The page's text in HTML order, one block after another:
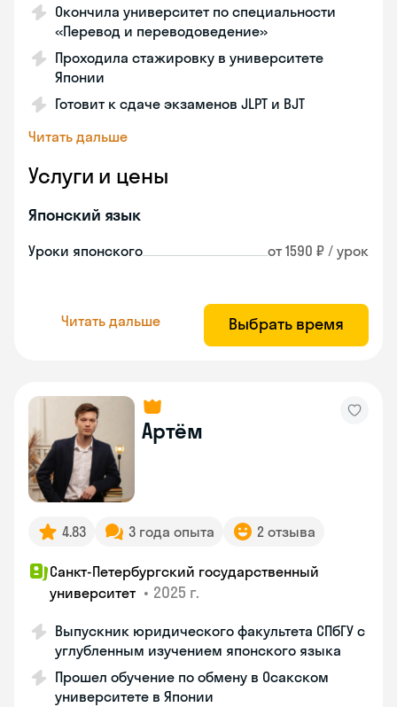
Окончила университет по специальности
«Перевод и переводоведение»
Проходила стажировку в университете
Японии
Готовит к сдаче экзаменов JLPT и BJT
Читать дальше
Услуги и цены
Японский язык
Уроки японского от 1590 ₽ / урок
Читать дальше Выбрать время
Артём
4.83 3 года опыта 2 отзыва
Санкт-Петербургский государственный
университет • 2025 г.
Выпускник юридического факультета СПбГУ с
углубленным изучением японского языка
Прошел обучение по обмену в Осакском
университете в Японии